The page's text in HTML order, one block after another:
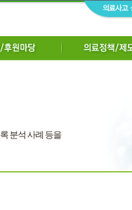
분석 사례 등을